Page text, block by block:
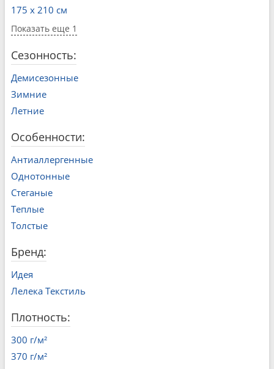
175 x 210 см
Показать еще 1
Сезонность:
Демисезонные
Зимние
Летние
Особенности:
Антиаллергенные
Однотонные
Стеганые
Теплые
Толстые
Бренд:
Идея
Лелека Текстиль
Плотность:
300 г/м²
370 г/м²